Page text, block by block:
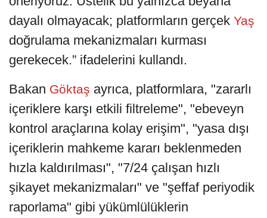
dayalı olmayacak; platformların gerçek Yaş
doğrulama mekanizmaları kurması
gerekecek.” ifadelerini kullandı.
Bakan Göktaş ayrıca, platformlara, "zararlı
içeriklere karşı etkili filtreleme", "ebeveyn
kontrol araçlarına kolay erişim", "yasa dışı
içeriklerin mahkeme kararı beklenmeden
hızla kaldırılması", "7/24 çalışan hızlı
şikayet mekanizmaları" ve "şeffaf periyodik
raporlama" gibi yükümlülüklerin